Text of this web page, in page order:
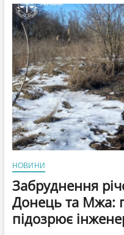
окупації
Рубіжного:
бойовика
так
званої
«ДНР»,
рф
формування
засуджено
до
12
років
НОВИНИ
Забруднення
Донець та Мжа:
підозрює